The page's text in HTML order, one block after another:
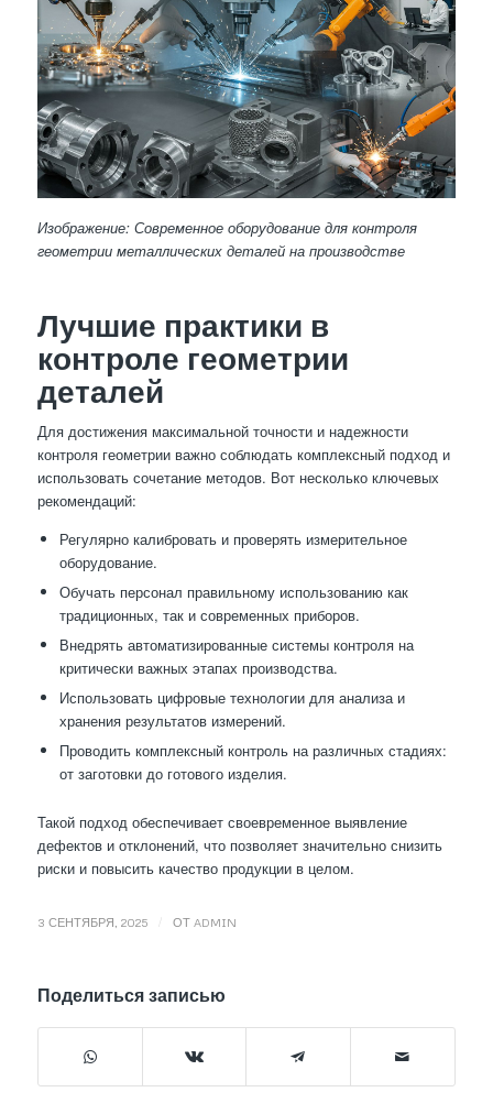
Изображение: Современное оборудование для контроля
геометрии металлических деталей на производстве
Лучшие практики в
контроле геометрии
деталей
Для достижения максимальной точности и надежности
контроля геометрии важно соблюдать комплексный подход и
использовать сочетание методов. Вот несколько ключевых
рекомендаций:
Регулярно калибровать и проверять измерительное
оборудование.
Обучать персонал правильному использованию как
традиционных, так и современных приборов.
Внедрять автоматизированные системы контроля на
критически важных этапах производства.
Использовать цифровые технологии для анализа и
хранения результатов измерений.
Проводить комплексный контроль на различных стадиях:
от заготовки до готового изделия.
Такой подход обеспечивает своевременное выявление
дефектов и отклонений, что позволяет значительно снизить
риски и повысить качество продукции в целом.
3 СЕНТЯБРЯ, 2025 ОТ ADMIN
Поделиться записью